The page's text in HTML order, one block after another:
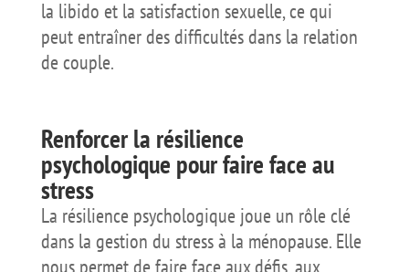
la libido et la satisfaction sexuelle, ce qui
peut entraîner des difficultés dans la relation
de couple.
Renforcer la résilience
psychologique pour faire face au
stress
La résilience psychologique joue un rôle clé
dans la gestion du stress à la ménopause. Elle
nous permet de faire face aux défis, aux